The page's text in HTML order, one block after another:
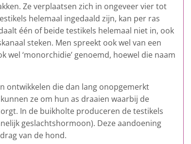
Ze verplaatsen zich in ongeveer vier tot
helemaal ingedaald zijn, kan per ras
één of beide testikels helemaal niet in, ook
steken. Men spreekt ook wel van een
wel ‘monorchidie’ genoemd, hoewel die naam
ontwikkelen die dan lang onopgemerkt
ze om hun as draaien waarbij de
In de buikholte produceren de testikels
geslachtshormoon). Deze aandoening
van de hond.